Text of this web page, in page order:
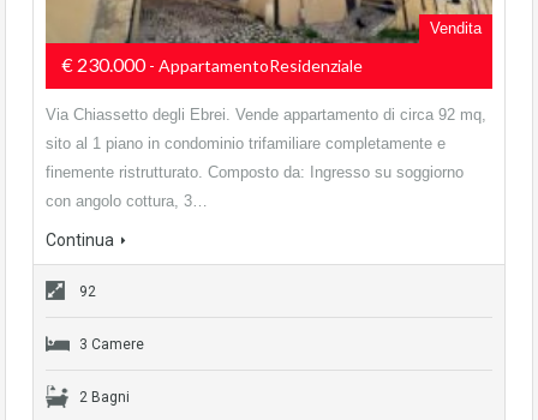
Vendita
€ 230.000- AppartamentoResidenziale
Via Chiassetto degli Ebrei. Vende appartamento di circa 92 mq,
sito al 1 piano in condominio trifamiliare completamente e
finemente ristrutturato. Composto da: Ingresso su soggiorno
con angolo cottura, 3…
Continua
92
3 Camere
2 Bagni